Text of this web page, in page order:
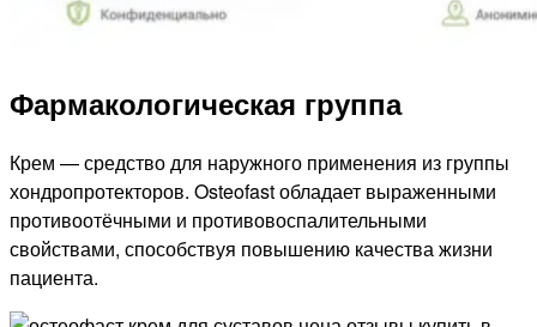
Фармакологическая группа
Крем — средство для наружного применения из группы
хондропротекторов. Osteofast обладает выраженными
противоотёчными и противовоспалительными
свойствами, способствуя повышению качества жизни
пациента.